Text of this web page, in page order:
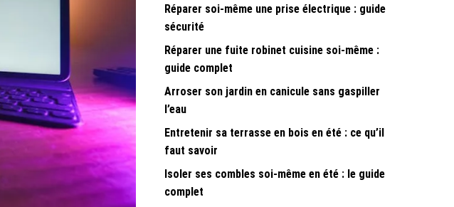
Réparer soi-même une prise électrique : guide
sécurité
Réparer une fuite robinet cuisine soi-même :
guide complet
Arroser son jardin en canicule sans gaspiller
l’eau
Entretenir sa terrasse en bois en été : ce qu’il
faut savoir
Isoler ses combles soi-même en été : le guide
complet